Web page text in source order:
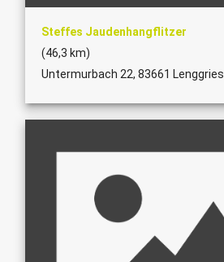
Steffes Jaudenhangflitzer
(46,3 km)
Untermurbach 22, 83661 Lenggries